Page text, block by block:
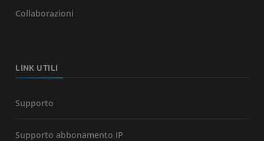
Collaborazioni
LINK UTILI
Supporto
Supporto abbonamento IP